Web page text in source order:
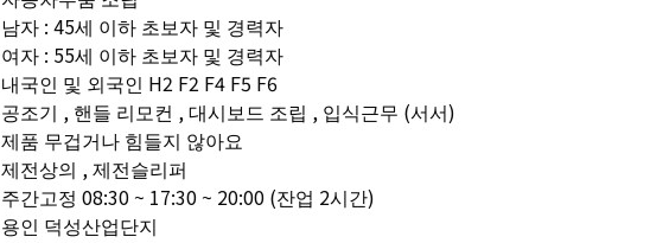
남자 : 45세 이하 초보자 및 경력자
여자 : 55세 이하 초보자 및 경력자
내국인 및 외국인 H2 F2 F4 F5 F6
공조기 , 핸들 리모컨 , 대시보드 조립 , 입식근무 (서서)
제품 무겁거나 힘들지 않아요
제전상의 , 제전슬리퍼
주간고정 08:30 ~ 17:30 ~ 20:00 (잔업 2시간)
용인 덕성산업단지